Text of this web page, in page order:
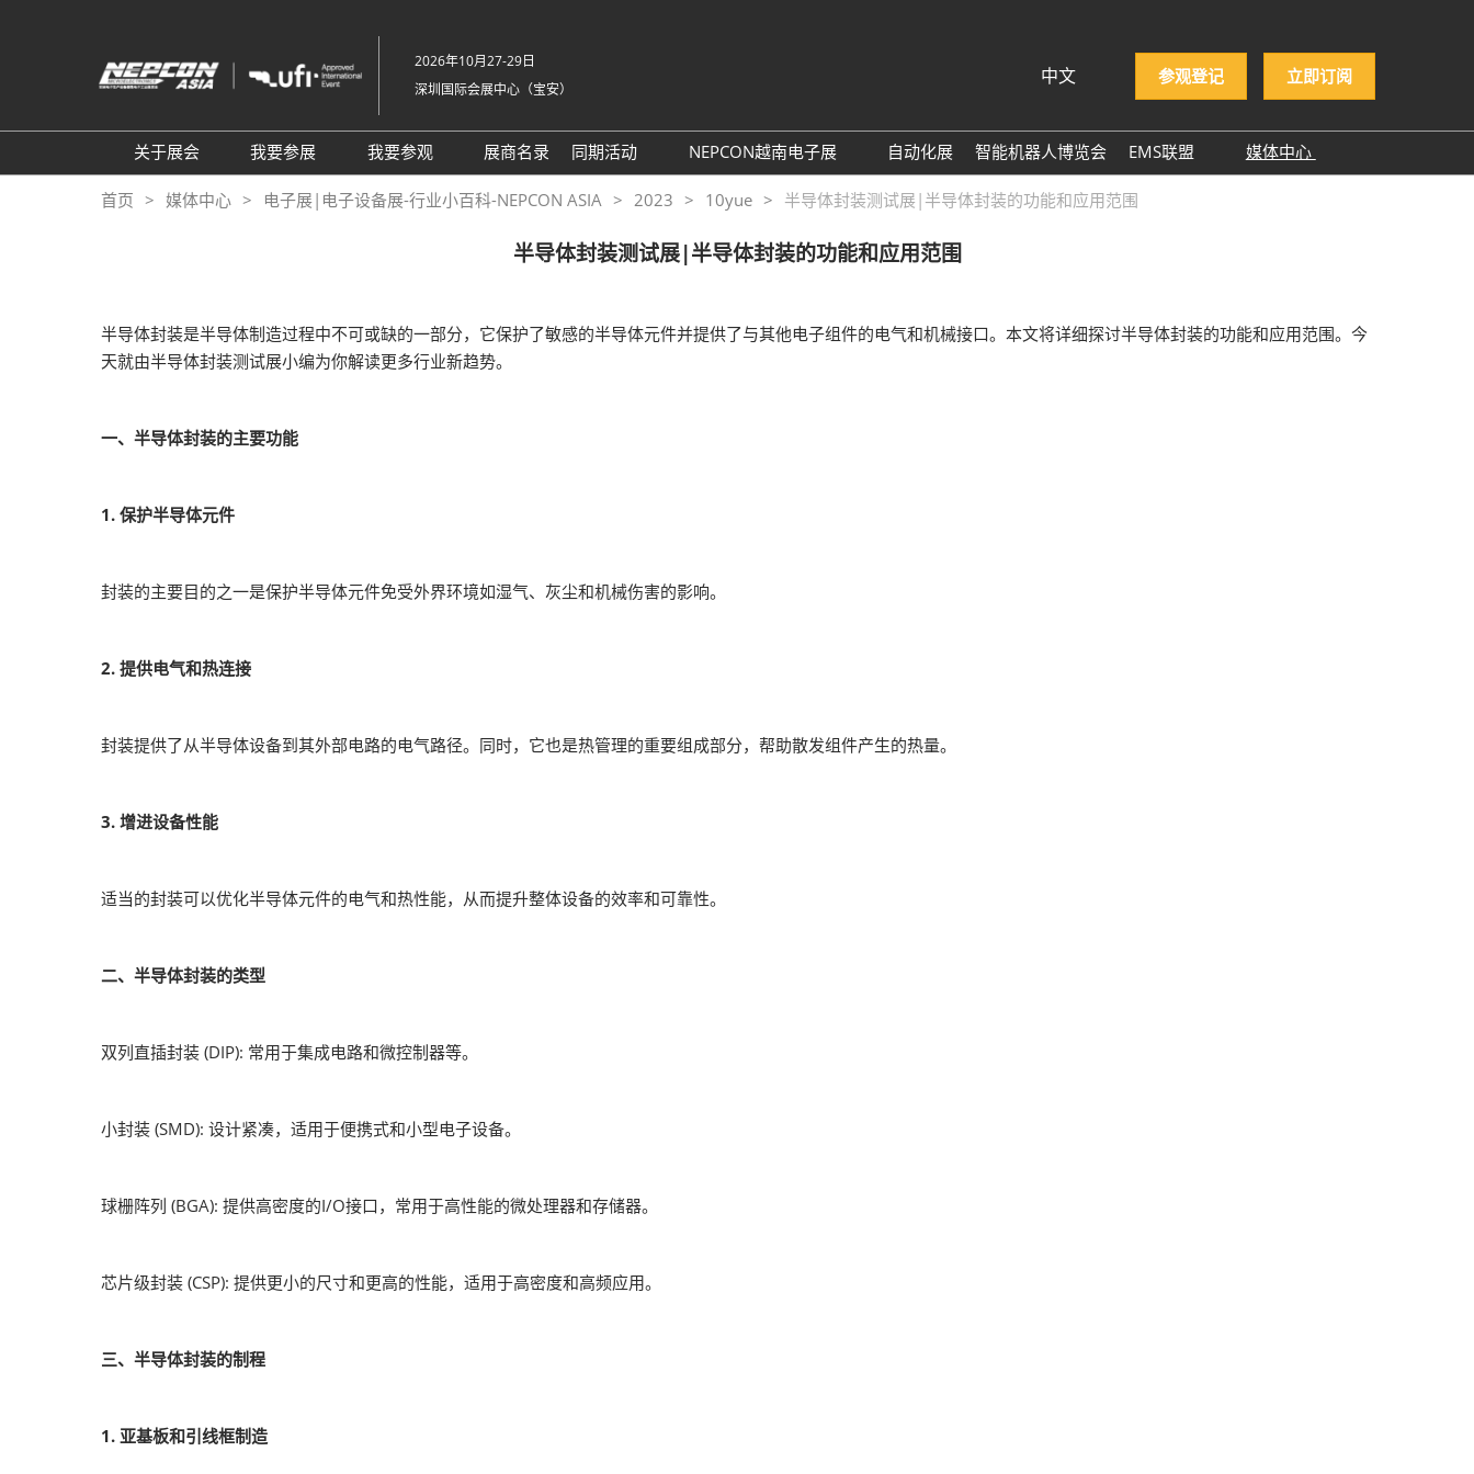
跳
转
容
2026年10月27-29日
深圳国际会展中心（宝安）
中文
English
Tiếng Việt
ภาษาไทย
参观登记 立即订阅
关于展会
组织架构
2026 NEPCON北京站
NEPCON光模块制造工艺示
范区
器视觉展
同期展会ES SHOW
我要参展
参展申请
励展通
我要参观
参观登记
商务配对服务
展商名录
同期活动
NEPCON ASIA 2025同期活
具身智能拆解区2025回顾
英国-深圳创新工作坊
NEPCON越南电子展
NEPCON越南展 运输指南
自动化展 智能机器人博览会
EMS联盟
媒体中心
行业小百科
首页 媒体中心 电子展|电子设备展-行业小百科-NEPCON ASIA 2023 10yue 半导体封装测试展|半导体封装的功能和应用范围
半导体封装测试展|半导体封装的功能和应用范围
半导体封装是半导体制造过程中不可或缺的一部分，它保护了敏感的半导体元件并提供了与其他电子组件的电气和机械接口。本文将详细探讨半导体封装的功能和应用范围。今
天就由半导体封装测试展小编为你解读更多行业新趋势。
一、半导体封装的主要功能
1. 保护半导体元件
封装的主要目的之一是保护半导体元件免受外界环境如湿气、灰尘和机械伤害的影响。
2. 提供电气和热连接
封装提供了从半导体设备到其外部电路的电气路径。同时，它也是热管理的重要组成部分，帮助散发组件产生的热量。
3. 增进设备性能
适当的封装可以优化半导体元件的电气和热性能，从而提升整体设备的效率和可靠性。
二、半导体封装的类型
双列直插封装 (DIP): 常用于集成电路和微控制器等。
小封装 (SMD): 设计紧凑，适用于便携式和小型电子设备。
球栅阵列 (BGA): 提供高密度的I/O接口，常用于高性能的微处理器和存储器。
芯片级封装 (CSP): 提供更小的尺寸和更高的性能，适用于高密度和高频应用。
三、半导体封装的制程
1. 亚基板和引线框制造